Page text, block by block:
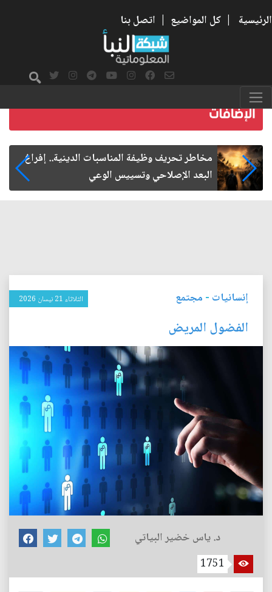
الرئيسية | كل المواضيع | اتصل بنا
زيارة الأربعين.. من الفاعلية المجتمعية إلى المواطنة
الفاعلة
إنسانيات - مجتمع الثلاثاء 21 نيسان 2026
الفضول المريض
د. ياس خضير البياتي
1751